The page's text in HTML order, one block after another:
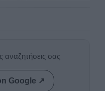
αναζητήσεις σας
Google ↗